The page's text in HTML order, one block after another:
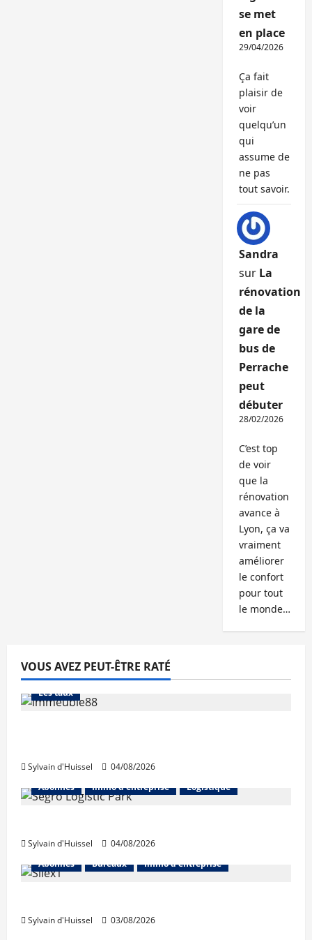
se met
en place
29/04/2026
Ça fait
plaisir de
voir
quelqu’un
qui
assume de
ne pas
tout savoir.
Sandra
sur La
rénovation
de la
gare de
bus de
Perrache
peut
débuter
28/02/2026
C’est top
de voir
que la
rénovation
avance à
Lyon, ça va
vraiment
améliorer
le confort
pour tout
le monde…
VOUS AVEZ PEUT-ÊTRE RATÉ
Abonnés Financement
L'avis des courtiers
Les taux
Sylvain d'Huissel
04/08/2026
Abonnés
Immo d'entreprise Logistique
Sylvain d'Huissel
04/08/2026
Abonnés
Bureaux Immo d'entreprise
Sylvain d'Huissel
03/08/2026